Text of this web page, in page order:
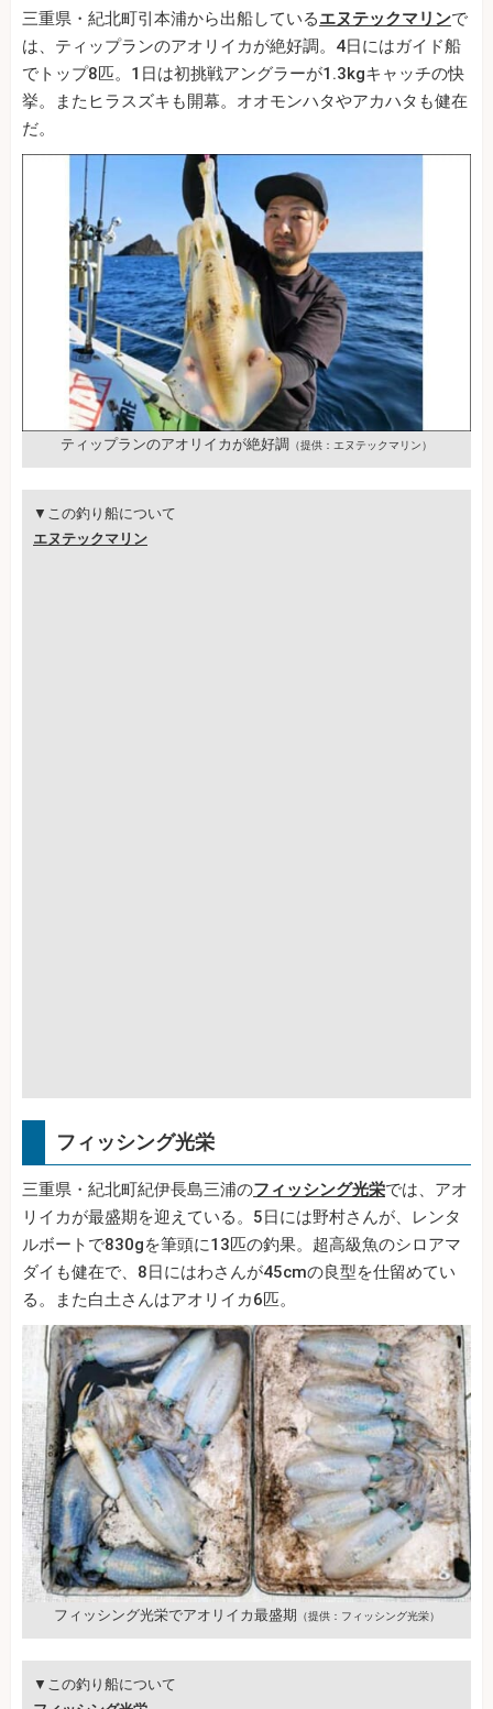
三重県・紀北町引本浦から出船しているエヌテックマリンで
は、ティップランのアオリイカが絶好調。4日にはガイド船
でトップ8匹。1日は初挑戦アングラーが1.3kgキャッチの快
挙。またヒラスズキも開幕。オオモンハタやアカハタも健在
だ。
ティップランのアオリイカが絶好調 （提供：エヌテックマリン）
▼この釣り船について
エヌテックマリン
フィッシング光栄
三重県・紀北町紀伊長島三浦のフィッシング光栄では、アオ
リイカが最盛期を迎えている。5日には野村さんが、レンタ
ルボートで830gを筆頭に13匹の釣果。超高級魚のシロアマ
ダイも健在で、8日にはわさんが45cmの良型を仕留めてい
る。また白土さんはアオリイカ6匹。
フィッシング光栄でアオリイカ最盛期 （提供：フィッシング光栄）
▼この釣り船について